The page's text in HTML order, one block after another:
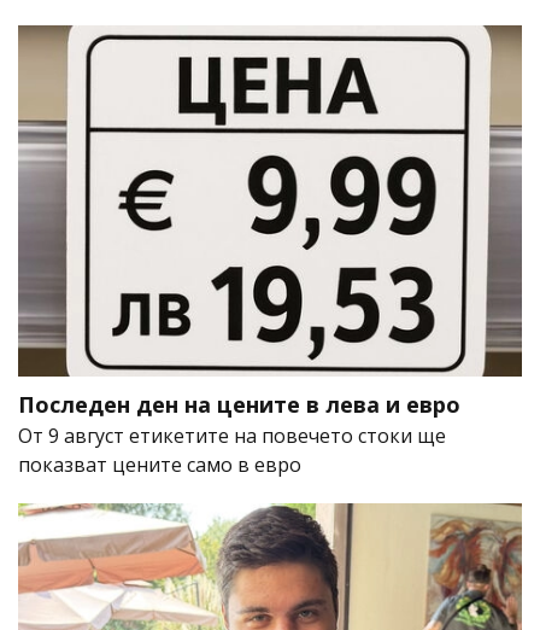
Последен ден на цените в лева и евро
От 9 август етикетите на повечето стоки ще
показват цените само в евро